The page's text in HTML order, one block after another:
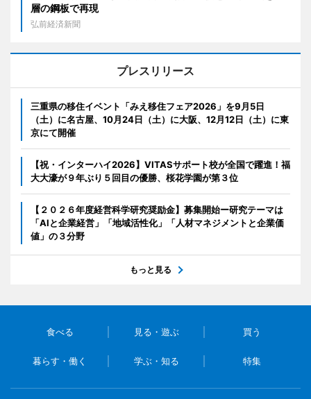
層の鋼板で再現
弘前経済新聞
プレスリリース
三重県の移住イベント「みえ移住フェア2026」を9月5日
（土）に名古屋、10月24日（土）に大阪、12月12日（土）に東
京にて開催
【祝・インターハイ2026】VITASサポート校が全国で躍進！福
大大濠が９年ぶり５回目の優勝、桜花学園が第３位
【２０２６年度経営科学研究奨励金】募集開始ー研究テーマは
「AIと企業経営」「地域活性化」「人材マネジメントと企業価
値」の３分野
もっと見る
食べる 見る・遊ぶ 買う
暮らす・働く 学ぶ・知る 特集